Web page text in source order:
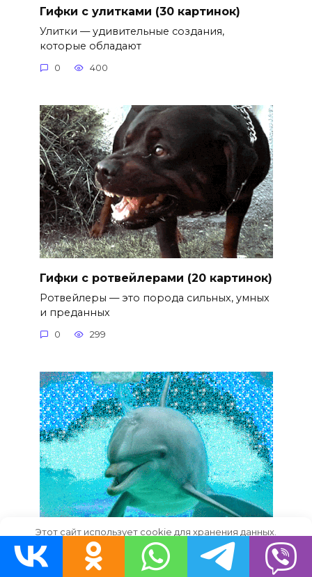
Гифки с улитками (30 картинок)
Улитки — удивительные создания,
которые обладают
0 400
Гифки с ротвейлерами (20 картинок)
Ротвейлеры — это порода сильных, умных
и преданных
0 299
Милые гифки с дельфинами (50
картинок)
Этот сайт использует cookie для хранения данных.
Продолжая использовать сайт, Вы даете свое согласие на
работу с этими файлами.
OK